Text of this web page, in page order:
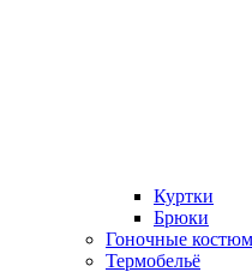
Куртки
Брюки
Гоночные
Термобельё